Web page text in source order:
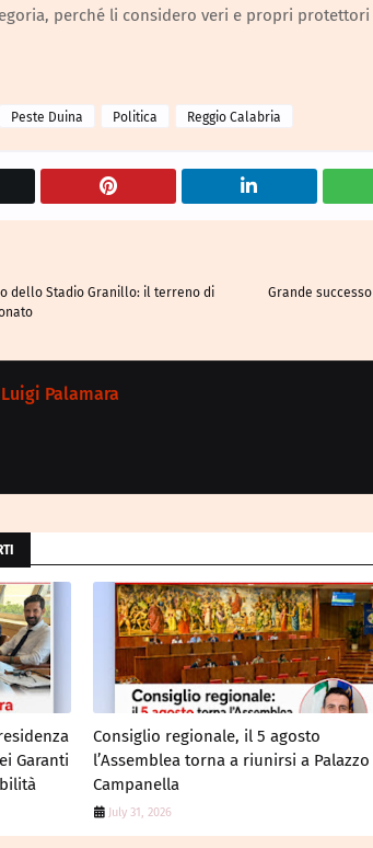
perché li considero veri e propri
Peste Duina Politica Reggio Calabria
Grande
dello Stadio Granillo: il terreno di
Luigi Palamara
Garanti
Consiglio regionale, il 5 agosto
l’Assemblea torna a riunirsi a Palazzo
Campanella
July 31, 2026